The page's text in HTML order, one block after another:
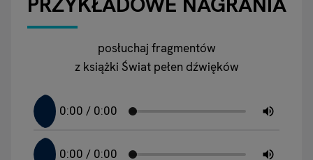
posłuchaj fragmentów
z książki Świat pełen dźwięków